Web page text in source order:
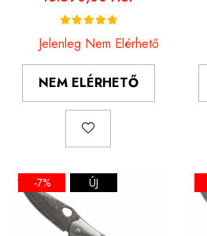
fogantyú G10, 20 cm
Jelenleg Nem Elérhető
NEM ELÉRHETŐ
-7% ÚJ